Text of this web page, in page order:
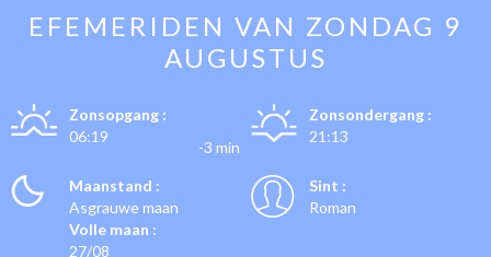
EFEMERIDEN VAN ZONDAG 9
AUGUSTUS
Zonsopgang :
06:19
-3 min
Zonsondergang :
21:13
Maanstand :
Asgrauwe maan
Volle maan :
27/08
Sint :
Roman